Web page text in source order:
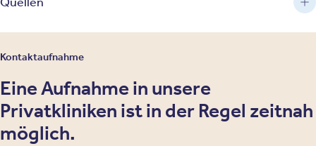
Kontaktaufnahme
Eine Aufnahme in unsere
Privatkliniken ist in der Regel zeitnah
möglich.